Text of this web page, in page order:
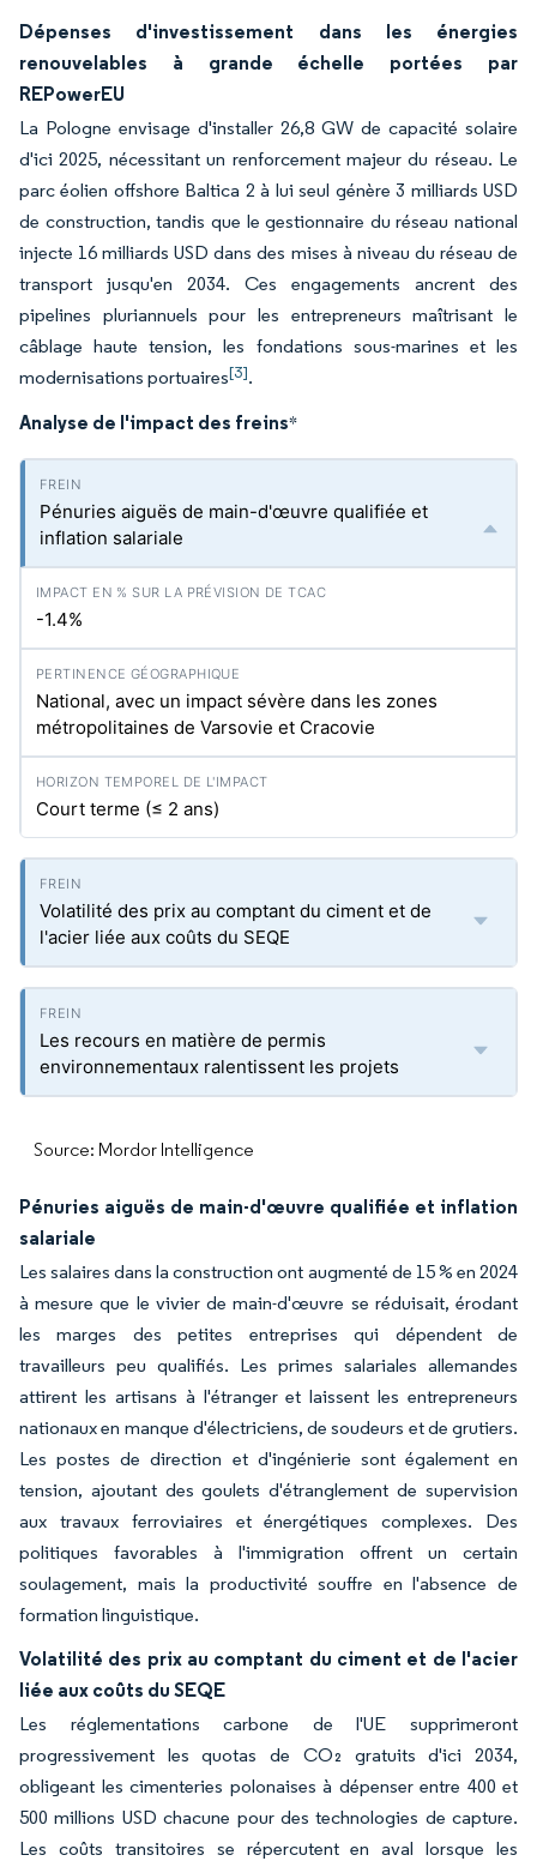
Dépenses d'investissement dans les énergies
renouvelables à grande échelle portées par
REPowerEU
La Pologne envisage d'installer 26,8 GW de capacité solaire
d'ici 2025, nécessitant un renforcement majeur du réseau. Le
parc éolien offshore Baltica 2 à lui seul génère 3 milliards USD
de construction, tandis que le gestionnaire du réseau national
injecte 16 milliards USD dans des mises à niveau du réseau de
transport jusqu'en 2034. Ces engagements ancrent des
pipelines pluriannuels pour les entrepreneurs maîtrisant le
câblage haute tension, les fondations sous-marines et les
modernisations portuaires[3].
Analyse de l'impact des freins*
Pénuries aiguës de main-d'œuvre qualifiée et
inflation salariale
-1.4%
National, avec un impact sévère dans les zones
métropolitaines de Varsovie et Cracovie
Court terme (≤ 2 ans)
Volatilité des prix au comptant du ciment et de
l'acier liée aux coûts du SEQE
Les recours en matière de permis
environnementaux ralentissent les projets
Source: Mordor Intelligence
Pénuries aiguës de main-d'œuvre qualifiée et inflation
salariale
Les salaires dans la construction ont augmenté de 15 % en 2024
à mesure que le vivier de main-d'œuvre se réduisait, érodant
les marges des petites entreprises qui dépendent de
travailleurs peu qualifiés. Les primes salariales allemandes
attirent les artisans à l'étranger et laissent les entrepreneurs
nationaux en manque d'électriciens, de soudeurs et de grutiers.
Les postes de direction et d'ingénierie sont également en
tension, ajoutant des goulets d'étranglement de supervision
aux travaux ferroviaires et énergétiques complexes. Des
politiques favorables à l'immigration offrent un certain
soulagement, mais la productivité souffre en l'absence de
formation linguistique.
Volatilité des prix au comptant du ciment et de l'acier
liée aux coûts du SEQE
Les réglementations carbone de l'UE supprimeront
progressivement les quotas de CO₂ gratuits d'ici 2034,
obligeant les cimenteries polonaises à dépenser entre 400 et
500 millions USD chacune pour des technologies de capture.
Les coûts transitoires se répercutent en aval lorsque les